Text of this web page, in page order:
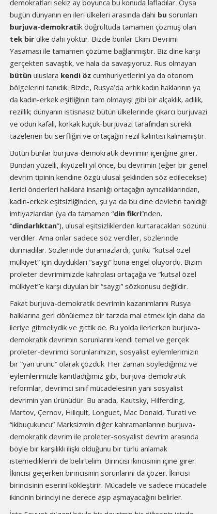
demokratları sekiz ay boyunca bu konuda lafladılar. Oysa
bugün dünyanın en ileri ülkeleri arasında dahi bu sorunları
burjuva-demokratik doğrultuda tamamen çözmüş olan
tek bir ülke dahi yoktur. Bizde bunlar Ekim Devrimi
Yasaması ile tamamen çözüme bağlanmıştır. Biz dine karşı
gerçekten savaştık, ve hala da savaşıyoruz. Rus olmayan
bütün uluslara kendi öz cumhuriyetlerini ya da otonom
bölgelerini tanıdık. Bizde, Rusya’da artık kadın haklarının ya
da kadın-erkek eşitliğinin tam olmayışı gibi bir alçaklık, adilik,
rezillik; dünyanın istisnasız bütün ülkelerinde çıkarcı burjuvazi
ve odun kafalı, korkak küçük-burjuvazi tarafından sürekli
tazelenen bu serfliğin ve ortaçağın rezil kalıntısı kalmamıştır.
Bütün bunlar burjuva-demokratik devrimin içeriğine girer.
Bundan yüzelli, ikiyüzelli yıl önce, bu devrimin (eğer bir genel
devrim tipinin kendine özgü ulusal şeklinden söz edilecekse)
ilerici önderleri halklara insanlığı ortaçağın ayrıcalıklarından,
kadın-erkek eşitsizliğinden, şu ya da bu dine devletin tanıdığı
imtiyazlardan (ya da tamamen “din fikri”nden,
“dindarlıktan”), ulusal eşitsizliklerden kurtaracakları sözünü
verdiler. Ama onlar sadece söz verdiler, sözlerinde
durmadılar. Sözlerinde duramazlardı, çünkü “kutsal özel
mülkiyet” için duydukları “saygı” buna engel oluyordu. Bizim
proleter devrimimizde kahrolası ortaçağa ve “kutsal özel
mülkiyet”e karşı duyulan bir “saygı” sözkonusu değildir.
Fakat burjuva-demokratik devrimin kazanımlarını Rusya
halklarına geri dönülemez bir tarzda mal etmek için daha da
ileriye gitmeliydik ve gittik de. Bu yolda ilerlerken burjuva-
demokratik devrimin sorunlarını kendi temel ve gerçek
proleter-devrimci sorunlarımızın, sosyalist eylemlerimizin
bir “yan ürünü” olarak çözdük. Her zaman söylediğimiz ve
eylemlerimizle kanıtladığımız gibi, burjuva-demokratik
reformlar, devrimci sınıf mücadelesinin yani sosyalist
devrimin yan ürünüdür. Bu arada, Kautsky, Hilferding,
Martov, Çernov, Hillquit, Longuet, Mac Donald, Turati ve
“ikibuçukuncu” Marksizmin diğer kahramanlarının burjuva-
demokratik devrim ile proleter-sosyalist devrim arasında
böyle bir karşılıklı ilişki olduğunu bir türlü anlamak
istemediklerini de belirtelim. Birincisi ikincisinin içine girer.
İkincisi geçerken birincisinin sorunlarını da çözer. İkincisi
birincisinin eserini kökleştirir. Mücadele ve sadece mücadele
ikincinin birinciyi ne derece aşıp aşmayacağını belirler.